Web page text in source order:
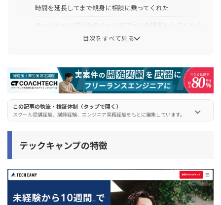
時間を延長してまで親身に相談に乗ってくれた
親身なメンターさんだったし勧誘行為もなかった
転職・フリーランスのキャリアプランを説明してくれた
30代の転職事情について丁寧に教えてくれた
無理な勧誘は一切なかった
流れ
手順② 申し込みフォームから日程を選択
手順③ 基本情報を入力して予約
目次をすべて見る
この記事の執筆・検証体制（タップで開く）
スクール受講経験、講師経験、エンジニア実務経験をもとに編集しています。
テックキャンプの特徴